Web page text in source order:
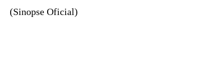
(Sinopse Oficial)